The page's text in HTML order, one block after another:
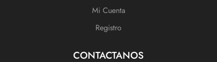
Mi Cuenta
Registro
CONTACTANOS